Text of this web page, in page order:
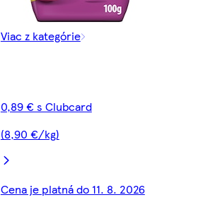
Viac z kategórie
0,89 € s Clubcard
(8,90 €/kg)
Cena je platná do 11. 8. 2026